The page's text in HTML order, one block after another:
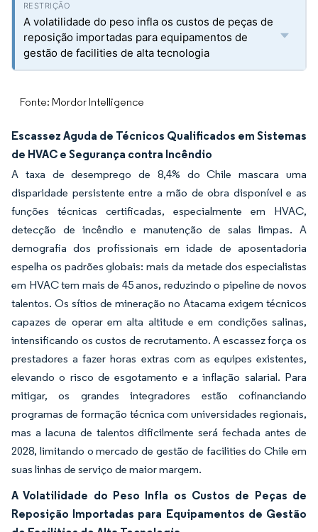
A volatilidade do peso infla os custos de peças de
reposição importadas para equipamentos de
gestão de facilities de alta tecnologia
Fonte: Mordor Intelligence
Escassez Aguda de Técnicos Qualificados em Sistemas
de HVAC e Segurança contra Incêndio
A taxa de desemprego de 8,4% do Chile mascara uma
disparidade persistente entre a mão de obra disponível e as
funções técnicas certificadas, especialmente em HVAC,
detecção de incêndio e manutenção de salas limpas. A
demografia dos profissionais em idade de aposentadoria
espelha os padrões globais: mais da metade dos especialistas
em HVAC tem mais de 45 anos, reduzindo o pipeline de novos
talentos. Os sítios de mineração no Atacama exigem técnicos
capazes de operar em alta altitude e em condições salinas,
intensificando os custos de recrutamento. A escassez força os
prestadores a fazer horas extras com as equipes existentes,
elevando o risco de esgotamento e a inflação salarial. Para
mitigar, os grandes integradores estão cofinanciando
programas de formação técnica com universidades regionais,
mas a lacuna de talentos dificilmente será fechada antes de
2028, limitando o mercado de gestão de facilities do Chile em
suas linhas de serviço de maior margem.
A Volatilidade do Peso Infla os Custos de Peças de
Reposição Importadas para Equipamentos de Gestão